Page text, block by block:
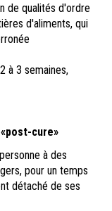
de qualités d'ordre
d'aliments, qui
à 3 semaines,
cure»
à des
pour un temps
détaché de ses